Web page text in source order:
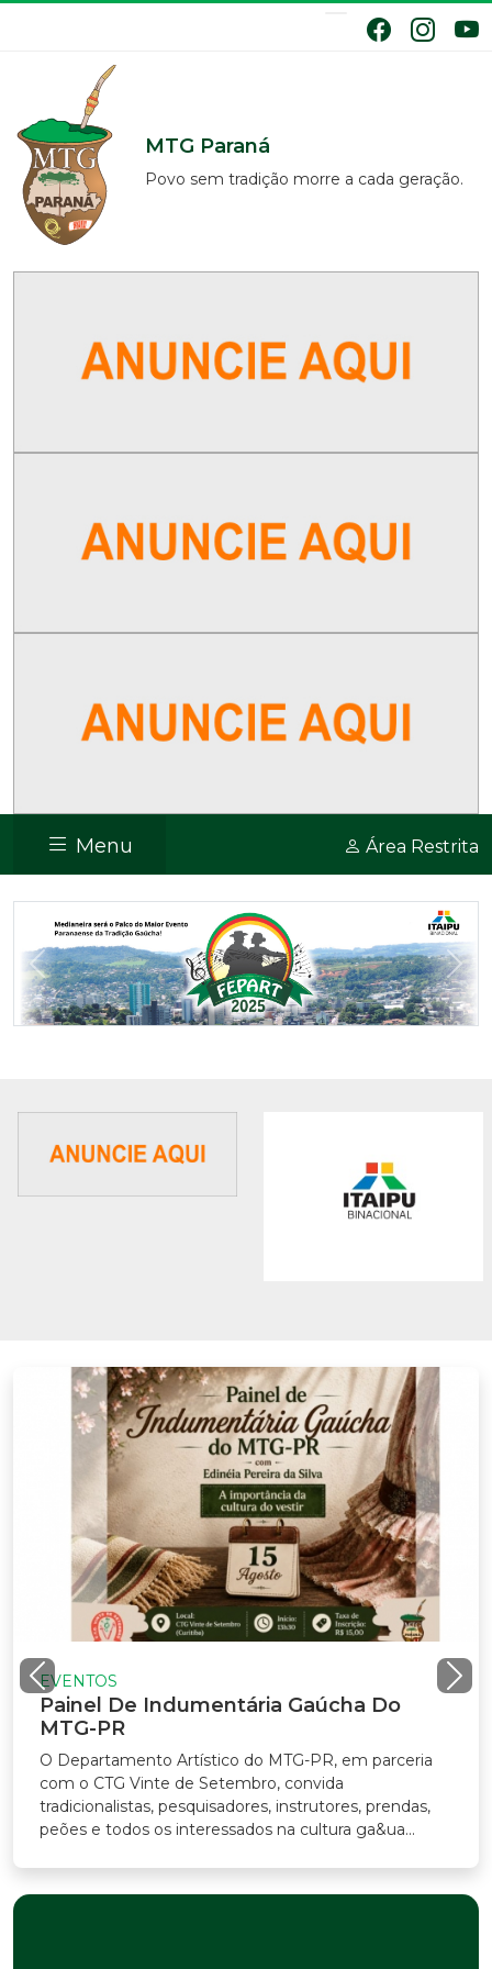
MTG Paraná
Povo sem tradição morre a cada geração.
Menu Área Restrita
Previous
EVENTOS
Painel De Indumentária Gaúcha Do
MTG-PR
O Departamento Artístico do MTG-PR, em parceria
com o CTG Vinte de Setembro, convida
tradicionalistas, pesquisadores, instrutores, prendas,
peões e todos os interessados na cultura ga&ua...